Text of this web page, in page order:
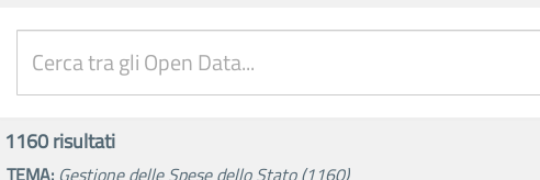
1160risultati
TEMA: Gestione delle Spese dello Stato(1160)